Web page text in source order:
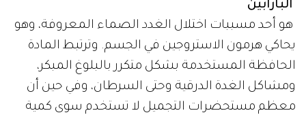
البارابين
هو أحد مسببات اختلال الغدد الصماء المعروفة، وهو
يحاكي هرمون الاستروجين في الجسم. وترتبط المادة
الحافظة المستخدمة بشكل متكرر بالبلوغ المبكر،
ومشاكل الغدة الدرقية وحتى السرطان، وفي حين أن
معظم مستحضرات التجميل لا تستخدم سوى كمية